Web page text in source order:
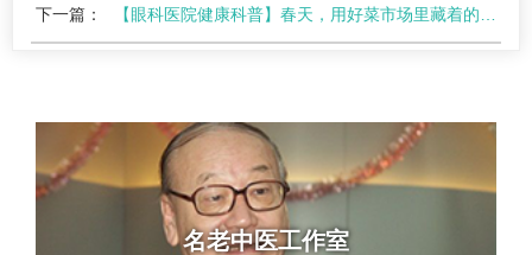
下一篇： 【眼科医院健康科普】春天，用好菜市场里藏着的“护眼三宝”
名老中医工作室